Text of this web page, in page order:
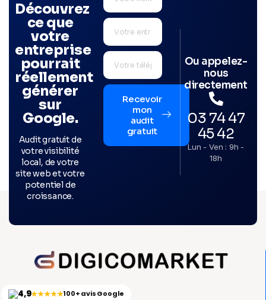
Découvrez
ce que
votre
entreprise
pourrait
réellement
générer
sur
Google.
Audit gratuit de
votre visibilité
local, de votre
site web et votre
potentiel de
croissance.
Recevoir
mon
audit
gratuit
Ou appelez-
nous
directement
03 74 47
45 42
Lun - Ven : 9h -
18h
4,9★★★★★100+ avis Google